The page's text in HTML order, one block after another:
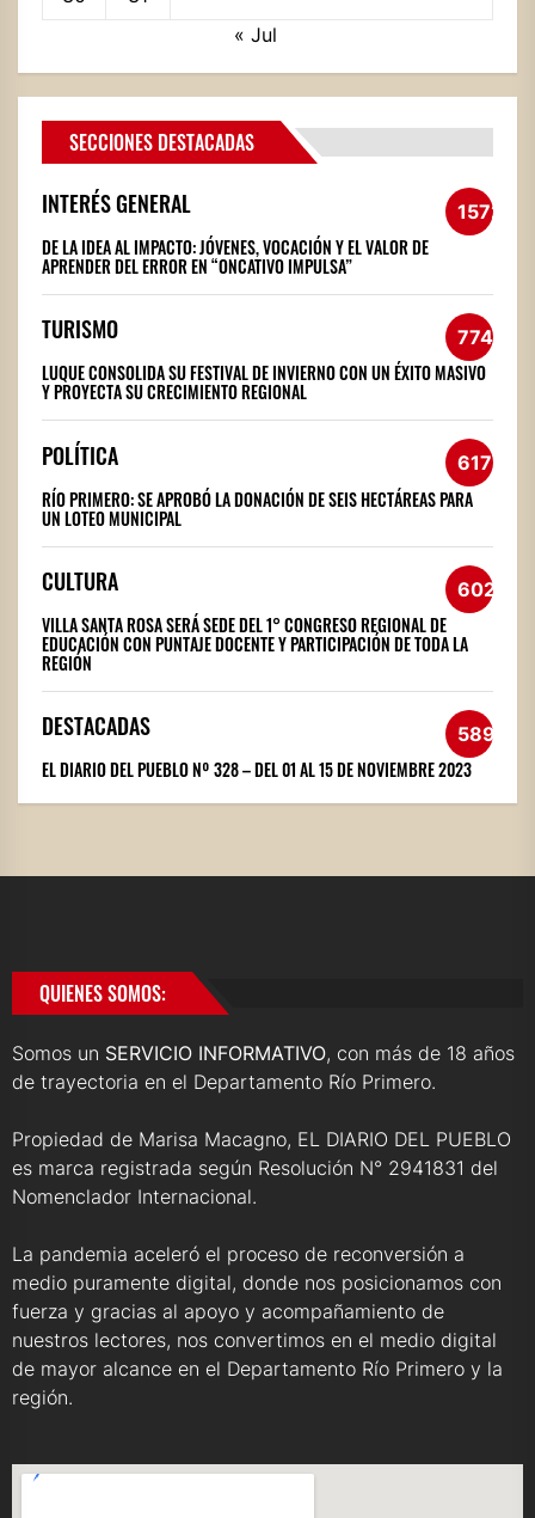
« Jul
SECCIONES DESTACADAS
INTERÉS GENERAL 1572
DE LA IDEA AL IMPACTO: JÓVENES, VOCACIÓN Y EL VALOR DE
APRENDER DEL ERROR EN “ONCATIVO IMPULSA”
TURISMO 774
LUQUE CONSOLIDA SU FESTIVAL DE INVIERNO CON UN ÉXITO MASIVO
Y PROYECTA SU CRECIMIENTO REGIONAL
POLÍTICA 617
RÍO PRIMERO: SE APROBÓ LA DONACIÓN DE SEIS HECTÁREAS PARA
UN LOTEO MUNICIPAL
CULTURA 602
VILLA SANTA ROSA SERÁ SEDE DEL 1° CONGRESO REGIONAL DE
EDUCACIÓN CON PUNTAJE DOCENTE Y PARTICIPACIÓN DE TODA LA
REGIÓN
DESTACADAS 589
EL DIARIO DEL PUEBLO Nº 328 – DEL 01 AL 15 DE NOVIEMBRE 2023
QUIENES SOMOS:
Somos un SERVICIO INFORMATIVO, con más de 18 años
de trayectoria en el Departamento Río Primero.
Propiedad de Marisa Macagno, EL DIARIO DEL PUEBLO
es marca registrada según Resolución N° 2941831 del
Nomenclador Internacional.
La pandemia aceleró el proceso de reconversión a
medio puramente digital, donde nos posicionamos con
fuerza y gracias al apoyo y acompañamiento de
nuestros lectores, nos convertimos en el medio digital
de mayor alcance en el Departamento Río Primero y la
región.